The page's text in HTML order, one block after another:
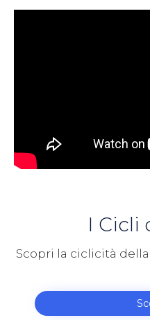
I Cicli
Scopri la ciclicità